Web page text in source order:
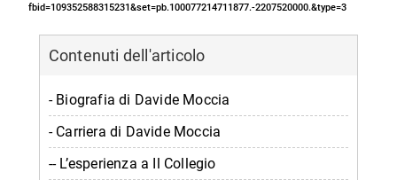
fbid=109352588315231&set=pb.100077214711877.-2207520000.&type=3
Contenuti dell'articolo
- Biografia di Davide Moccia
- Carriera di Davide Moccia
-- L’esperienza a Il Collegio